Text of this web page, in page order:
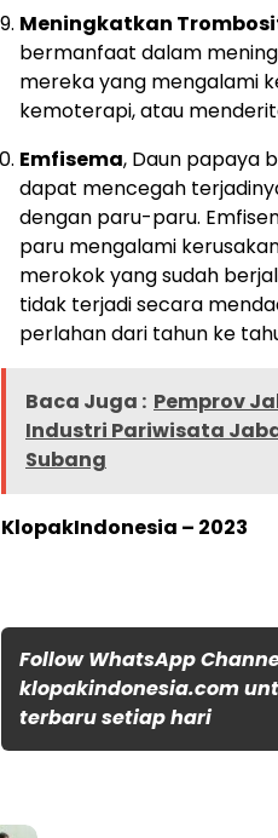
Meningkatkan
bermanfaat dalam
mereka yang mengalami
kemoterapi, atau
Emfisema, Daun papaya
dapat mencegah
dengan paru-paru.
paru mengalami
merokok yang sudah
tidak terjadi secara
perlahan dari tahun ke
Baca Juga : Pemprov
Industri Pariwisata
Subang
KlopakIndonesia – 2023
Follow WhatsApp
klopakindonesia.com
terbaru setiap hari